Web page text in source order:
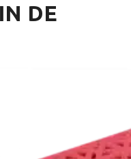
DE